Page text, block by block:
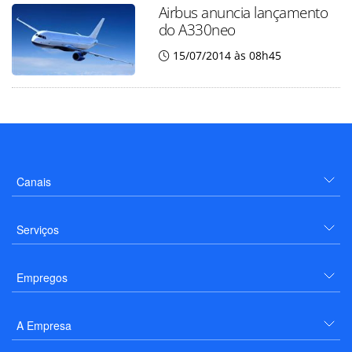
Airbus anuncia lançamento
do A330neo
15/07/2014 às 08h45
Canais
Serviços
Empregos
A Empresa